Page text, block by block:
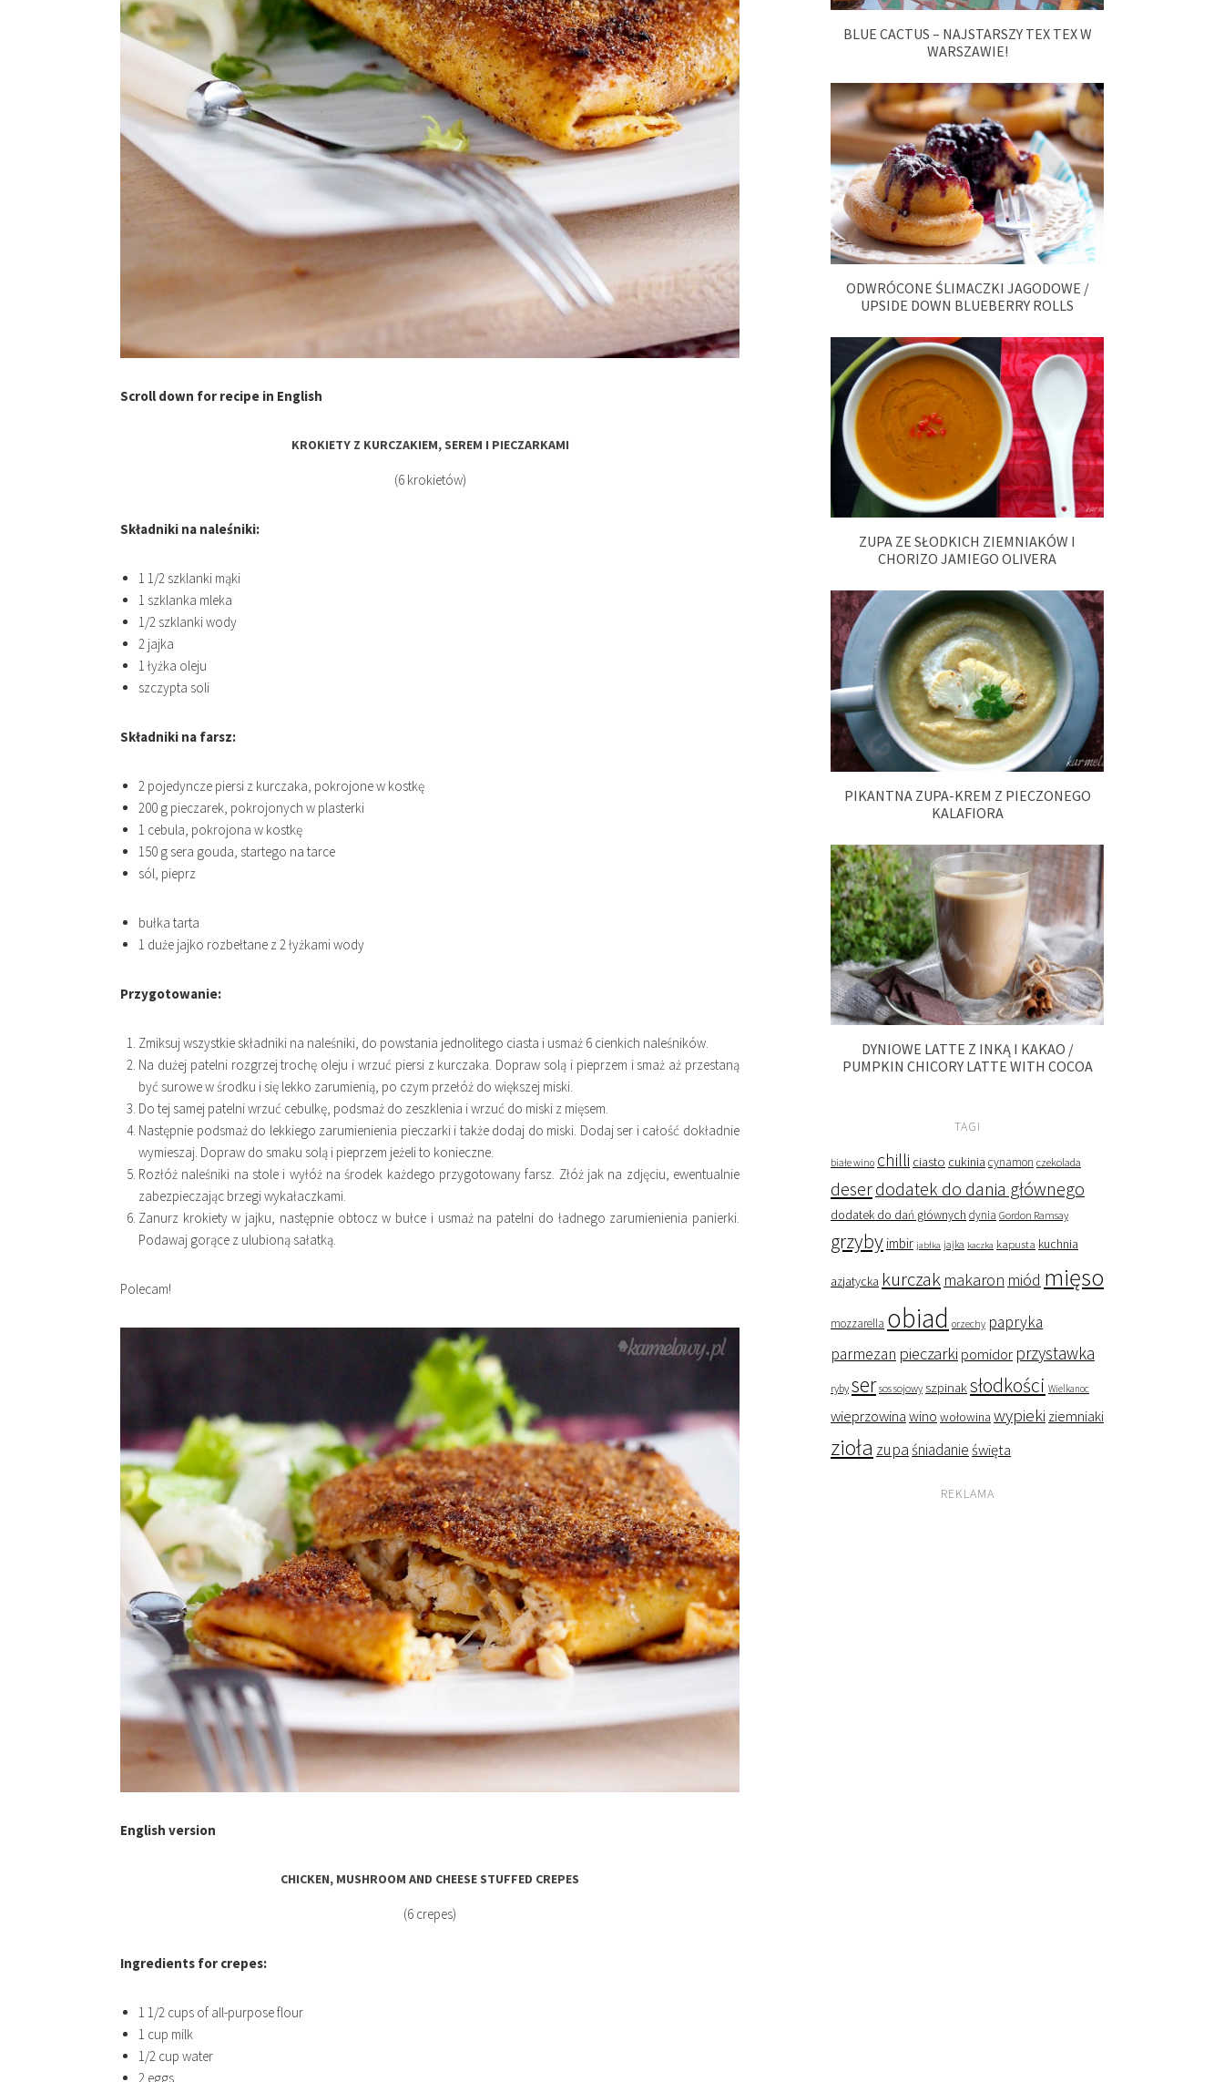
Scroll down for recipe in English
KROKIETY Z KURCZAKIEM, SEREM I PIECZARKAMI
(6 krokietów)
Składniki na naleśniki:
1 1/2 szklanki mąki
1 szklanka mleka
1/2 szklanki wody
2 jajka
1 łyżka oleju
szczypta soli
Składniki na farsz:
2 pojedyncze piersi z kurczaka, pokrojone w kostkę
200 g pieczarek, pokrojonych w plasterki
1 cebula, pokrojona w kostkę
150 g sera gouda, startego na tarce
sól, pieprz
bułka tarta
1 duże jajko rozbełtane z 2 łyżkami wody
Przygotowanie:
Zmiksuj wszystkie składniki na naleśniki, do powstania jednolitego ciasta i usmaż 6 cienkich naleśników.
Na dużej patelni rozgrzej trochę oleju i wrzuć piersi z kurczaka. Dopraw solą i pieprzem i smaż aż przestaną
być surowe w środku i się lekko zarumienią, po czym przełóż do większej miski.
Do tej samej patelni wrzuć cebulkę, podsmaż do zeszklenia i wrzuć do miski z mięsem.
Następnie podsmaż do lekkiego zarumienienia pieczarki i także dodaj do miski. Dodaj ser i całość dokładnie
wymieszaj. Dopraw do smaku solą i pieprzem jeżeli to konieczne.
Rozłóż naleśniki na stole i wyłóż na środek każdego przygotowany farsz. Złóż jak na zdjęciu, ewentualnie
zabezpieczając brzegi wykałaczkami.
Zanurz krokiety w jajku, następnie obtocz w bułce i usmaż na patelni do ładnego zarumienienia panierki.
Podawaj gorące z ulubioną sałatką.
Polecam!
English version
CHICKEN, MUSHROOM AND CHEESE STUFFED CREPES
(6 crepes)
Ingredients for crepes:
1 1/2 cups of all-purpose flour
1 cup milk
1/2 cup water
2 eggs
BLUE CACTUS – NAJSTARSZY TEX TEX W
WARSZAWIE!
ODWRÓCONE ŚLIMACZKI JAGODOWE /
UPSIDE DOWN BLUEBERRY ROLLS
ZUPA ZE SŁODKICH ZIEMNIAKÓW I
CHORIZO JAMIEGO OLIVERA
PIKANTNA ZUPA-KREM Z PIECZONEGO
KALAFIORA
DYNIOWE LATTE Z INKĄ I KAKAO /
PUMPKIN CHICORY LATTE WITH COCOA
TAGI
białe wino chilli ciasto cukinia cynamon czekolada
deserdodatek do dania głównego
dodatek do dań głównych dynia Gordon Ramsay
grzyby imbir jabłka jajka kaczka kapusta kuchnia
azjatycka kurczak makaron miód mięso
mozzarella obiad orzechy papryka
parmezan pieczarki pomidor przystawka
ryby ser sos sojowy szpinaksłodkości Wielkanoc
wieprzowina wino wołowina wypieki ziemniaki
zioła zupaśniadanieświęta
REKLAMA